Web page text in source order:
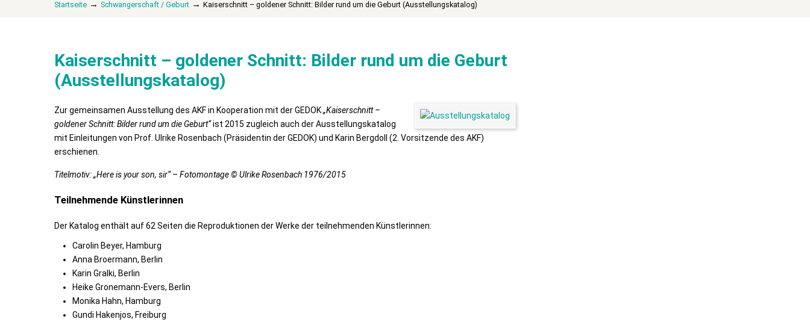
Startseite → Schwangerschaft / Geburt → Kaiserschnitt – goldener Schnitt: Bilder rund um die Geburt (Ausstellungskatalog)
Kaiserschnitt – goldener Schnitt: Bilder rund um die Geburt
(Ausstellungskatalog)
Zur gemeinsamen Ausstellung des AKF in Kooperation mit der GEDOK„Kaiserschnitt –
goldener Schnitt: Bilder rund um die Geburt“ist 2015 zugleich auch der Ausstellungskatalog
mit Einleitungen von Prof. Ulrike Rosenbach (Präsidentin der GEDOK) und Karin Bergdoll (2. Vorsitzende des AKF)
erschienen.
Titelmotiv: „Here is your son, sir“ – Fotomontage © Ulrike Rosenbach 1976/2015
Teilnehmende Künstlerinnen
Der Katalog enthält auf 62 Seiten die Reproduktionen der Werke der teilnehmenden Künstlerinnen:
Carolin Beyer, Hamburg
Anna Broermann, Berlin
Karin Gralki, Berlin
Heike Gronemann-Evers, Berlin
Monika Hahn, Hamburg
Gundi Hakenjos, Freiburg